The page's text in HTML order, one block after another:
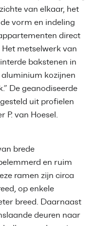
van elkaar, het
vorm en indeling
direct
metselwerk van
bakstenen in
kozijnen
De geanodiseerde
uit profielen
van Hoesel.
brede
en ruim
ramen zijn circa
op enkele
breed. Daarnaast
deuren naar